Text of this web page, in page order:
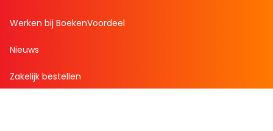
Werken bij BoekenVoordeel
Nieuws
Zakelijk bestellen